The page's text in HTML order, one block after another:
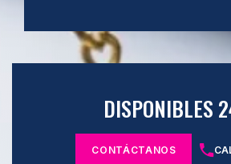
DISPONIBLES
CONTÁCTANOS